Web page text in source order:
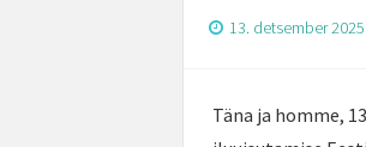
13. detsember 2025
Täna ja homme,